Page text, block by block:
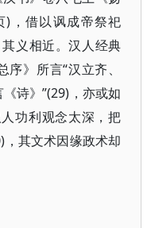
)，借以讽成帝祭祀
其义相近。汉人经典
》所言“汉立齐、
诗》”(29)，亦或如
功利观念太深，把
，其文术因缘政术却